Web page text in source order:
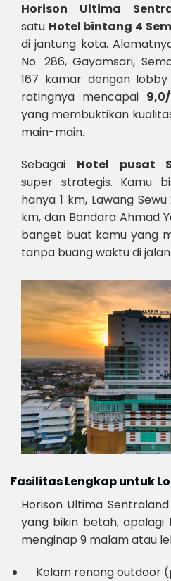
Horison Ultima
satu Hotel bintang 4
di jantung kota.
No. 286, Gayamsari,
167 kamar dengan
ratingnya mencapai 9,0/
yang membuktikan
main-main.
Sebagai Hotel pusat
super strategis. Kamu
hanya 1 km, Lawang
km, dan Bandara Ahmad
banget buat kamu yang
tanpa buang waktu di jalan.
Fasilitas Lengkap untuk
Horison Ultima
yang bikin betah,
menginap 9 malam atau
Kolam renang outdoor